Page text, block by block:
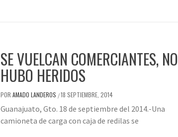
SE VUELCAN COMERCIANTES, NO
HUBO HERIDOS
POR AMADO LANDEROS /18 SEPTIEMBRE, 2014
Guanajuato, Gto. 18 de septiembre del 2014.-Una
camioneta de carga con caja de redilas se